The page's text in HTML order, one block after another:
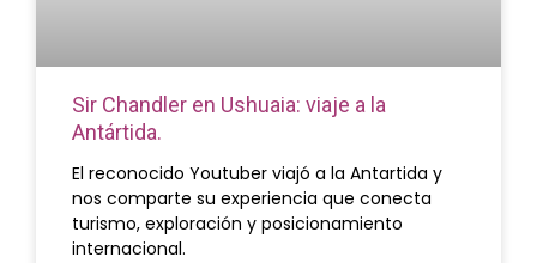
Sir Chandler en Ushuaia: viaje a la
Antártida.
El reconocido Youtuber viajó a la Antartida y
nos comparte su experiencia que conecta
turismo, exploración y posicionamiento
internacional.